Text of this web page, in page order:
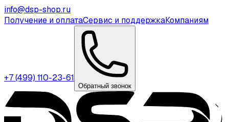
info@dsp-shop.ru
Получение и оплатаСервис и поддержкаКомпаниям
+7 (499) 110-23-61
Обратный звонок